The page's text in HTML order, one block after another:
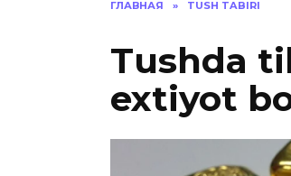
ГЛАВНАЯ » TUSH TABIRI
Tushda
extiyot